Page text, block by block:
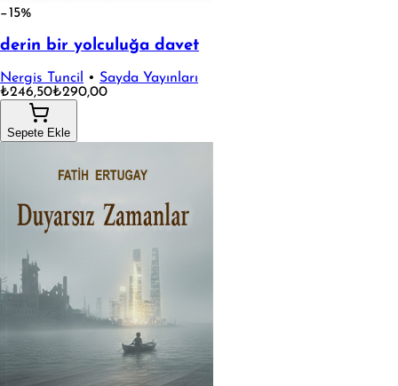
−15%
derin bir yolculuğa davet
Nergis Tuncil • Sayda Yayınları
₺246,50₺290,00
Sepete Ekle